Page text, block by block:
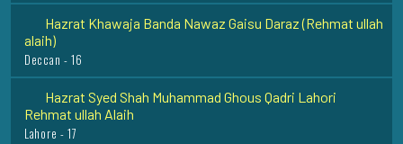
Hazrat Khawaja Banda Nawaz Gaisu Daraz (Rehmat ullah
alaih)
Deccan - 16
Hazrat Syed Shah Muhammad Ghous Qadri Lahori
Rehmat ullah Alaih
Lahore - 17